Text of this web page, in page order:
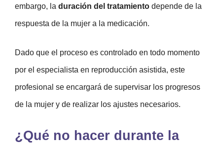
embargo, la duración del tratamiento depende de la
respuesta de la mujer a la medicación.
Dado que el proceso es controlado en todo momento
por el especialista en reproducción asistida, este
profesional se encargará de supervisar los progresos
de la mujer y de realizar los ajustes necesarios.
¿Qué no hacer durante la